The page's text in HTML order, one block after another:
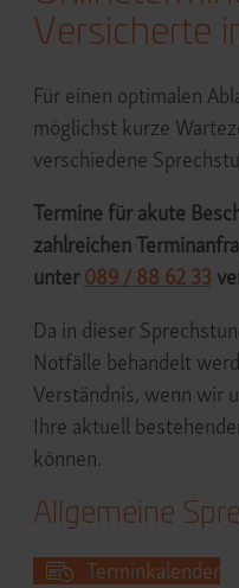
Versicherte
Für einen optimalen
möglichst kurze
verschiedene
Termine für akute
zahlreichen
unter089 / 88 62 33
Da in dieser
Notfälle behandelt
Verständnis, wenn wir
Ihre aktuell
können.
Allgemeine
Terminkalender